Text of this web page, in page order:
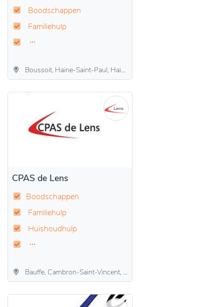
Boodschappen
Familiehulp
Boussoit, Haine-Saint-Paul, Haine-Saint-Pierre, Houdeng-Aimeries, Houdeng-Goegnies, La Louvière, Maurage, Saint-Vaast, Strépy-Bracquegnies, Trivières
CPAS de Lens
Boodschappen
Familiehulp
Huishoudhulp
Bauffe, Cambron-Saint-Vincent, Lens, Lombise, Montignies-lez-Lens